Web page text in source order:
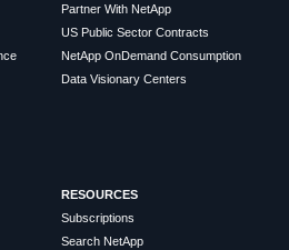
Partner With NetApp
US Public Sector Contracts
NetApp OnDemand Consumption
Data Visionary Centers
RESOURCES
Subscriptions
Search NetApp